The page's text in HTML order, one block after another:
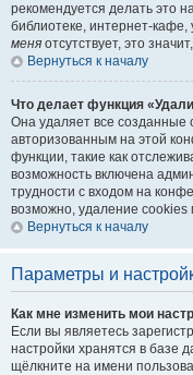
рекомендуется делать это
библиотеке, интернет-кафе,
меня отсутствует, это
Вернуться к началу
Что делает функция
Она удаляет все созданные
авторизованным на этой
функции, такие как
возможность включена
трудности с входом на
возможно, удаление cookies
Вернуться к началу
Параметры и
Как мне изменить мои
Если вы являетесь
настройки хранятся в базе
щёлкните на имени